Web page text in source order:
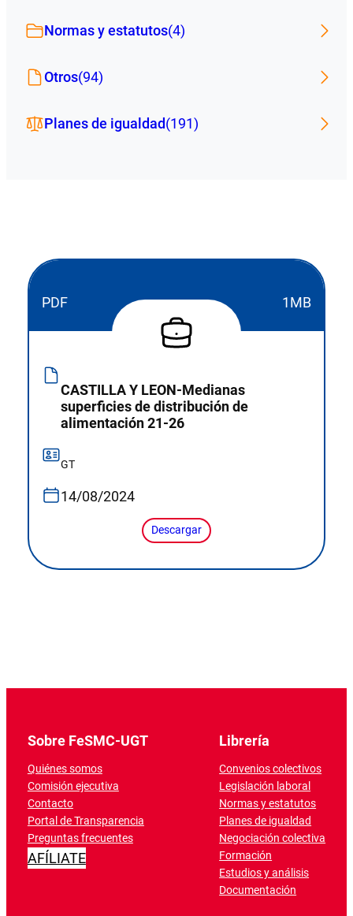
Normas y estatutos(4)
Otros(94)
Planes de igualdad(191)
PDF 1MB
CASTILLA Y LEON-Medianas
superficies de distribución de
alimentación 21-26
GT
14/08/2024
Descargar
Sobre FeSMC-UGT
Quiénes somos
Comisión ejecutiva
Contacto
Portal de Transparencia
Preguntas frecuentes
AFÍLIATE
Librería
Convenios colectivos
Legislación laboral
Normas y estatutos
Planes de igualdad
Negociación colectiva
Formación
Estudios y análisis
Documentación